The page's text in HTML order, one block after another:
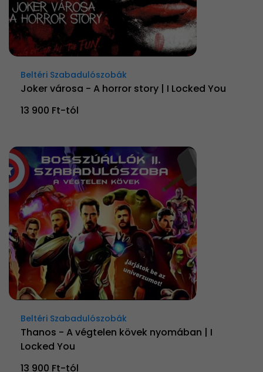
Beltéri Szabadulószobák
Joker városa - A horror story | I Locked You
13 900 Ft-tól
Beltéri Szabadulószobák
Thanos - A végtelen kövek nyomában | I
Locked You
13 900 Ft-tól